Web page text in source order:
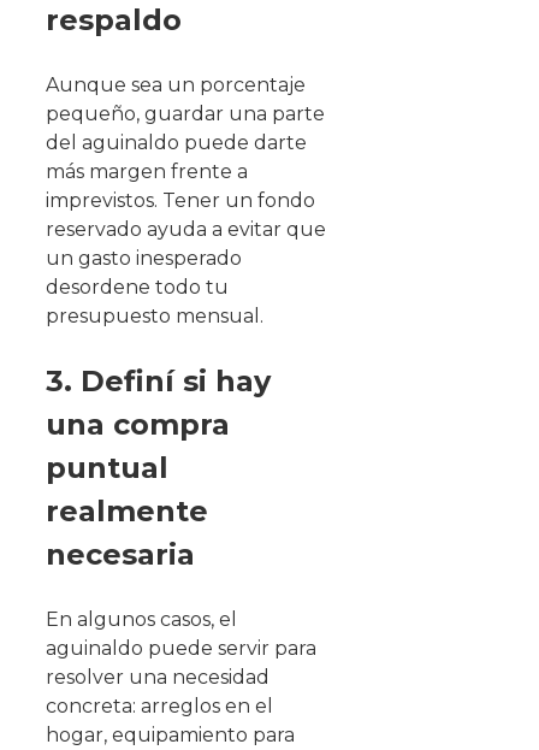
respaldo
Aunque sea un porcentaje
pequeño, guardar una parte
del aguinaldo puede darte
más margen frente a
imprevistos. Tener un fondo
reservado ayuda a evitar que
un gasto inesperado
desordene todo tu
presupuesto mensual.
3. Definí si hay
una compra
puntual
realmente
necesaria
En algunos casos, el
aguinaldo puede servir para
resolver una necesidad
concreta: arreglos en el
hogar, equipamiento para